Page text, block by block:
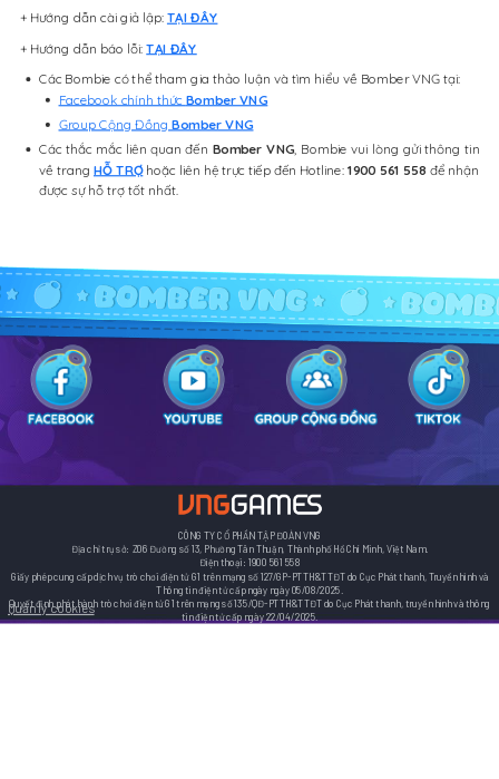
+ Hướng dẫn cài giả lập: TẠI ĐÂY
+ Hướng dẫn báo lỗi:TẠI ĐÂY
Các Bombie có thể tham gia thảo luận và tìm hiểu về Bomber VNG tại:
Facebook chính thức Bomber VNG
Group Cộng Đồng Bomber VNG
Các thắc mắc liên quan đến Bomber VNG , Bombie vui lòng gửi thông tin
về trang HỖ TRỢhoặc liên hệ trực tiếp đến Hotline:1900 561 558để nhận
được sự hỗ trợ tốt nhất.
CÔNG TY CỔ PHẦN TẬP ĐOÀN VNG
Địa chỉ trụ sở: Z06 Đường số 13, Phường Tân Thuận, Thành phố Hồ Chí Minh, Việt Nam.
Điện thoại: 1900 561 558
Giấy phép cung cấp dịch vụ trò chơi điện tử G1 trên mạng số 127/GP-PTTH&TTĐT do Cục Phát thanh, Truyền hình và
Thông tin điện tử cấp ngày ngày 05/08/2025.
Quyết định phát hành trò chơi điện tử G1 trên mạng số 135/QĐ-PTTH&TTĐT do Cục Phát thanh, truyền hình và thông
tin điện tử cấp ngày 22/04/2025.
Quản lý cookies